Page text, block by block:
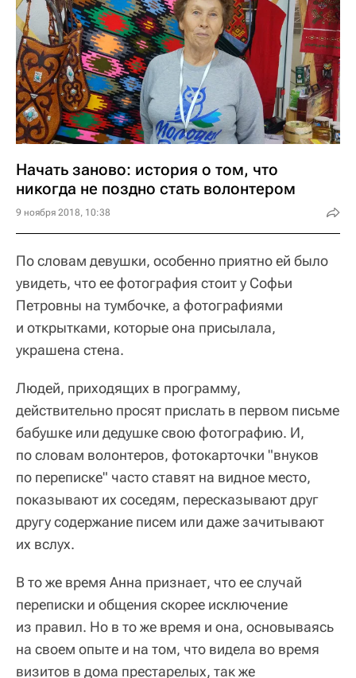
Начать заново: история о том, что
никогда не поздно стать волонтером
9 ноября 2018, 10:38
По словам девушки, особенно приятно ей было
увидеть, что ее фотография стоит у Софьи
Петровны на тумбочке, а фотографиями
и открытками, которые она присылала,
украшена стена.
Людей, приходящих в программу,
действительно просят прислать в первом письме
бабушке или дедушке свою фотографию. И,
по словам волонтеров, фотокарточки "внуков
по переписке" часто ставят на видное место,
показывают их соседям, пересказывают друг
другу содержание писем или даже зачитывают
их вслух.
В то же время Анна признает, что ее случай
переписки и общения скорее исключение
из правил. Но в то же время и она, основываясь
на своем опыте и на том, что видела во время
визитов в дома престарелых, так же